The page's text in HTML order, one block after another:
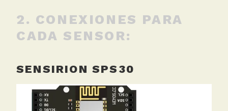
2. CONEXIONES PARA
CADA SENSOR:
SENSIRION SPS30